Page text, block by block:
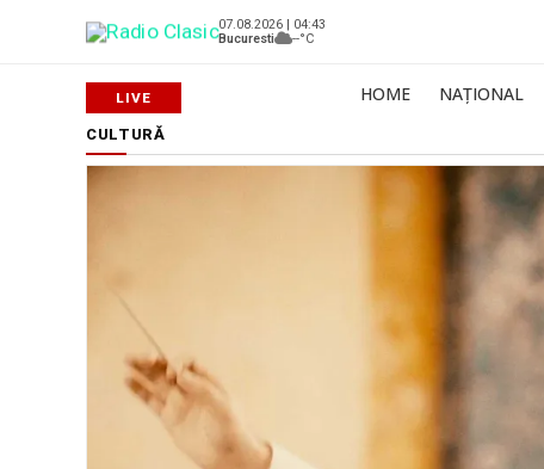
07.08.2026 | 04:43
Bucuresti
--°C
HOME NAȚIONAL
CULTURĂ